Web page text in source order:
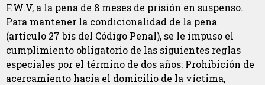
F.W.V, a la pena de 8 meses de prisión en suspenso.
Para mantener la condicionalidad de la pena
(artículo 27 bis del Código Penal), se le impuso el
cumplimiento obligatorio de las siguientes reglas
especiales por el término de dos años: Prohibición de
acercamiento hacia el domicilio de la víctima,